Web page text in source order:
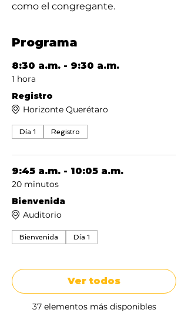
como el congregante.
Programa
8:30 a.m. - 9:30 a.m.
1 hora
Registro
Horizonte Querétaro
Día 1 Registro
9:45 a.m. - 10:05 a.m.
20 minutos
Bienvenida
Auditorio
Bienvenida Día 1
37 elementos más disponibles
Ver todos